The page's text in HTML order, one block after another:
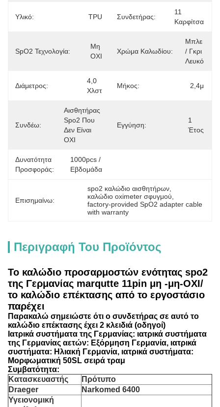
Υλικό: TPU Συνδετήρας:
11
Καρφίτσα
SpO2 Τεχνολογία:
Μη
OXI
Χρώμα Καλωδίου:
Μπλε
/ Γκρι
Λευκό
Διάμετρος:
4,0
Χλστ
Μήκος: 2,4μ
Συνδέω:
Αισθητήρας
Spo2 Που
Δεν Είναι
OXI
Εγγύηση:
1
Έτος
Δυνατότητα
Προσφοράς:
1000pcs /
Εβδομάδα
Επισημαίνω:
spo2 καλώδιο αισθητήρων
καλώδιο oximeter σφυγμού
factory-provided SpO2 adapter cable
with warranty
Περιγραφή Του Προϊόντος
Το καλώδιο προσαρμοστών ενότητας spo2
της Γερμανίας marqutte 11pin μη -μη-OXI/
το καλώδιο επέκτασης από το εργοστάσιο
παρέχει
Παρακαλώ σημειώστε ότι ο συνδετήρας σε αυτό το
καλώδιο επέκτασης έχει 2 κλειδιά (οδηγοί)
Ιατρικά συστήματα της Γερμανίας: ιατρικά συστήματα
της Γερμανίας αετών: Εξόρμηση Γερμανία, ιατρικά
συστήματα: Ηλιακή Γερμανία, ιατρικά συστήματα:
Μορφωματική 50SL σειρά τραμ
Συμβατότητα:
Κατασκευαστής
Πρότυπο
Draeger
Narkomed 6400
Υγειονομική